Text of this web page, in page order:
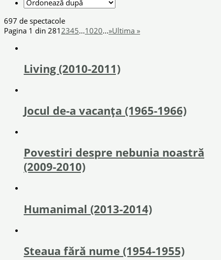
697 de spectacole
Pagina 1 din 281 2345...1020...»Ultima »
Living (2010-2011)
Jocul de-a vacanța (1965-1966)
Povestiri despre nebunia noastră
(2009-2010)
Humanimal (2013-2014)
Steaua fără nume (1954-1955)